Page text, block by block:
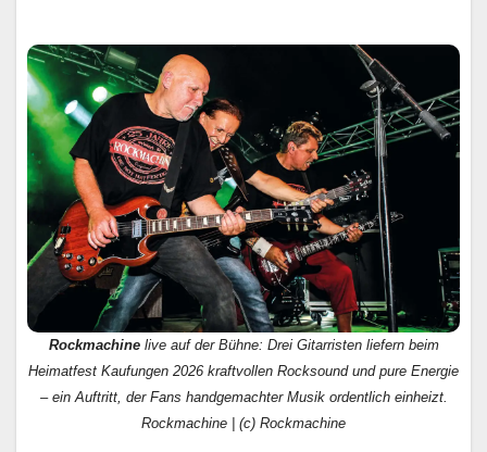
Rockmachine live auf der Bühne: Drei Gitarristen liefern beim
Heimatfest Kaufungen 2026 kraftvollen Rocksound und pure Energie
– ein Auftritt, der Fans handgemachter Musik ordentlich einheizt.
Rockmachine | (c) Rockmachine